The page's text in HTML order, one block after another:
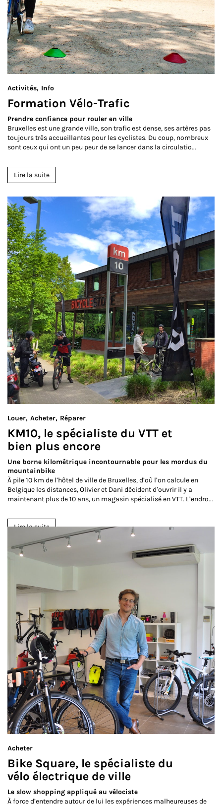
Activités Info
Formation Vélo-Trafic
Prendre confiance pour rouler en ville
Bruxelles est une grande ville, son trafic est dense, ses artères pas
toujours très accueillantes pour les cyclistes. Du coup, nombreux
sont ceux qui ont un peu peur de se lancer dans la circulatio...
Lire la suite
Louer Acheter Réparer
KM10, le spécialiste du VTT et
bien plus encore
Une borne kilométrique incontournable pour les mordus du
mountainbike
À pile 10 km de l’hôtel de ville de Bruxelles, d’où l’on calcule en
Belgique les distances, Olivier et Dani décident d’ouvrir il y a
maintenant plus de 10 ans, un magasin spécialisé en VTT. L’endro...
Lire la suite
Acheter
Bike Square, le spécialiste du
vélo électrique de ville
Le slow shopping appliqué au vélociste
À force d’entendre autour de lui les expériences malheureuses de